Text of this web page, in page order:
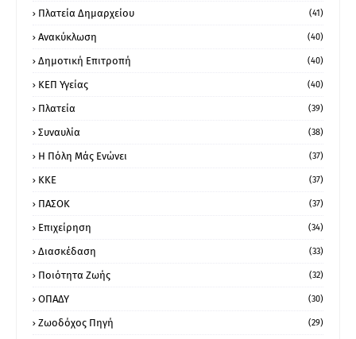
Πλατεία Δημαρχείου (41)
Ανακύκλωση (40)
Δημοτική Επιτροπή (40)
ΚΕΠ Υγείας (40)
Πλατεία (39)
Συναυλία (38)
Η Πόλη Μάς Ενώνει (37)
ΚΚΕ (37)
ΠΑΣΟΚ (37)
Επιχείρηση (34)
Διασκέδαση (33)
Ποιότητα Ζωής (32)
ΟΠΑΔΥ (30)
Ζωοδόχος Πηγή (29)